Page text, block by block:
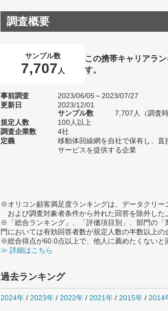
調査概要
サンプル数
7,707 人
この携帯キャリアラ
す。
事前調査
2023/06/05～2023/07/27
更新日
2023/12/01
サンプル数
7,707人（調査
規定人数
100人以上
調査企業数
4社
定義
移動体回線網を自社で保有し、直
サービスを提供する企業
※オリコン顧客満足度ランキングは、データクリー
および調査対象者条件から外れた回答を除外した
※「総合ランキング」、「評価項目別」、部門の
門においては有効回答者数が規定人数の半数以上の
※総合得点が60.0点以上で、他人に薦めたくないと
≫ 詳細はこちら
過去ランキング
2024年 / 2023年 / 2022年 / 2021年 / 2015年 / 2014